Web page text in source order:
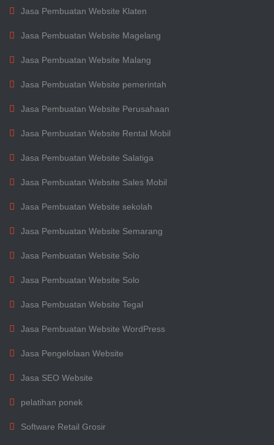
Jasa Pembuatan Website Klaten
Jasa Pembuatan Website Magelang
Jasa Pembuatan Website Malang
Jasa Pembuatan Website pemerintah
Jasa Pembuatan Website Perusahaan
Jasa Pembuatan Website Rental Mobil
Jasa Pembuatan Website Salatiga
Jasa Pembuatan Website Sales Mobil
Jasa Pembuatan Website sekolah
Jasa Pembuatan Website Semarang
Jasa Pembuatan Website Solo
Jasa Pembuatan Website Solo
Jasa Pembuatan Website Tegal
Jasa Pembuatan Website WordPress
Jasa Pengelolaan Website
Jasa SEO Website
pelatihan ponek
Software Retail Grosir